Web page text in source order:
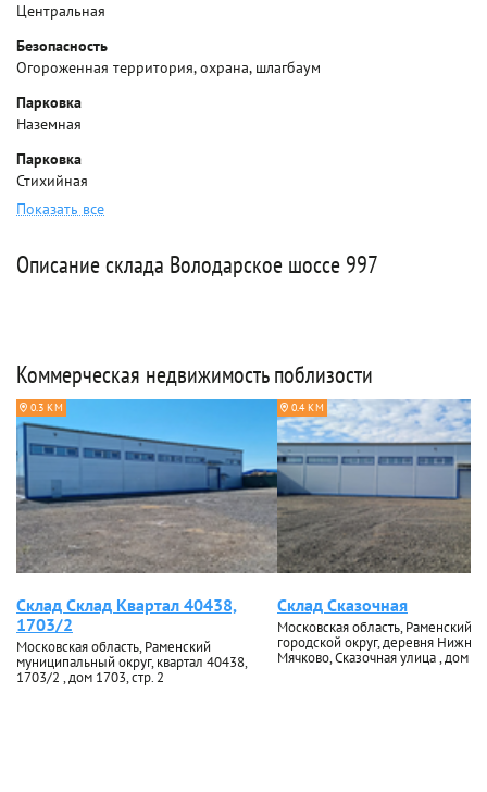
Центральная
Безопасность
Огороженная территория, охрана, шлагбаум
Парковка
Наземная
Парковка
Стихийная
Показать все
Описание склада Володарское шоссе 997
Коммерческая недвижимость поблизости
0.3 КМ
Склад Склад Квартал 40438,
1703/2
Московская область, Раменский
муниципальный округ, квартал 40438,
1703/2 , дом 1703, стр. 2
0.4 КМ
Склад Сказочная
Московская область, Раменский
городской округ, деревня Нижнее
Мячково, Сказочная улица , дом 1